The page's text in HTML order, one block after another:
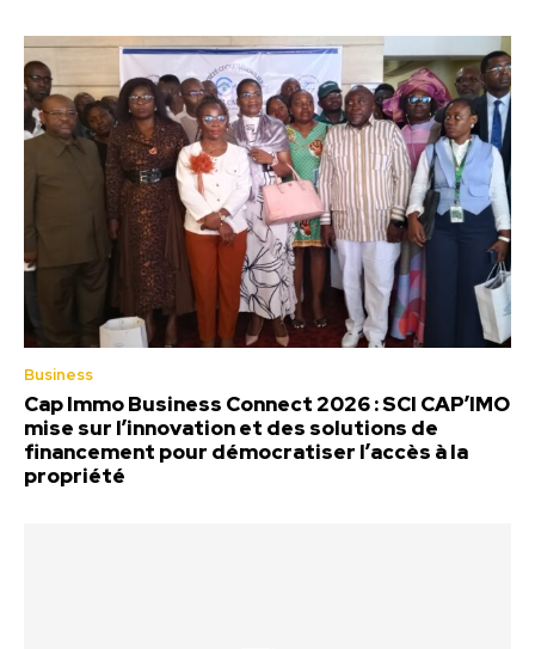
Business
Cap Immo Business Connect 2026 : SCI CAP’IMO
mise sur l’innovation et des solutions de
financement pour démocratiser l’accès à la
propriété